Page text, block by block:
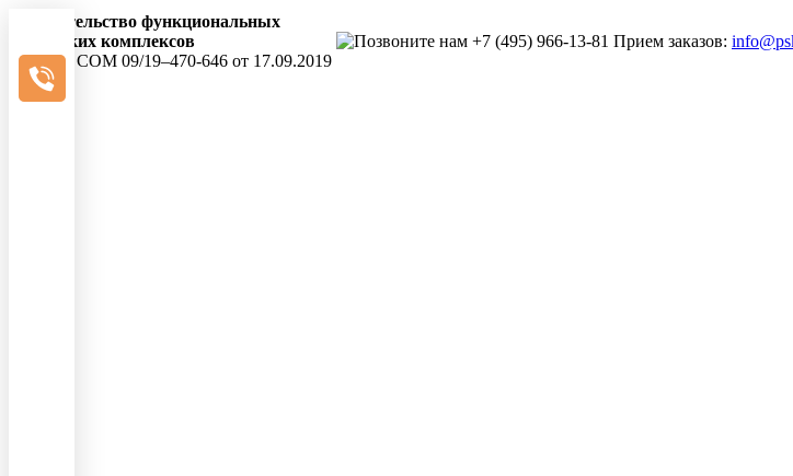
Строительство функциональных
городских комплексов
СРО № COM 09/19–470-646 от 17.09.2019
+7 (495) 966-13-81 Прием заказов: